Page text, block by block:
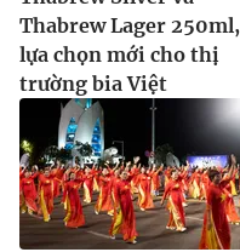
Thabrew Lager 250ml,
lựa chọn mới cho thị
trường bia Việt